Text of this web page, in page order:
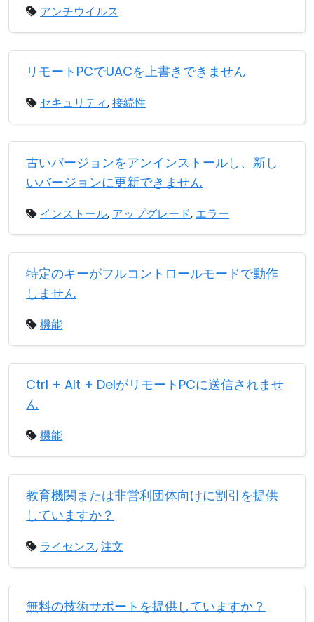
アンチウイルス
リモートPCでUACを上書きできません
セキュリティ,接続性
古いバージョンをアンインストールし、新し
いバージョンに更新できません
インストール, アップグレード, エラー
特定のキーがフルコントロールモードで動作
しません
機能
Ctrl + Alt + DelがリモートPCに送信されませ
ん
機能
教育機関または非営利団体向けに割引を提供
していますか？
ライセンス,注文
無料の技術サポートを提供していますか？